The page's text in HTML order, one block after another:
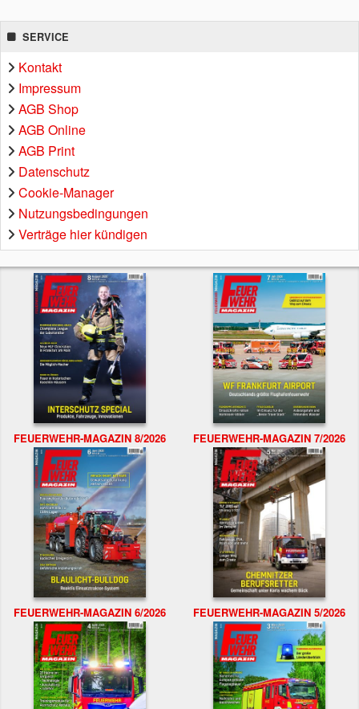
SERVICE
Kontakt
Impressum
AGB Shop
AGB Online
AGB Print
Datenschutz
Cookie-Manager
Nutzungsbedingungen
Verträge hier kündigen
FEUERWEHR-MAGAZIN 8/2026 FEUERWEHR-MAGAZIN 7/2026
FEUERWEHR-MAGAZIN 6/2026 FEUERWEHR-MAGAZIN 5/2026